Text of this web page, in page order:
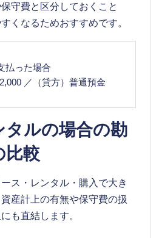
守費と区分しておくこと
くなるためおすすめです。
払った場合
／（貸方）普通預金
タルの場合の勘
比較
ス・レンタル・購入で大き
産計上の有無や保守費の扱
も直結します。